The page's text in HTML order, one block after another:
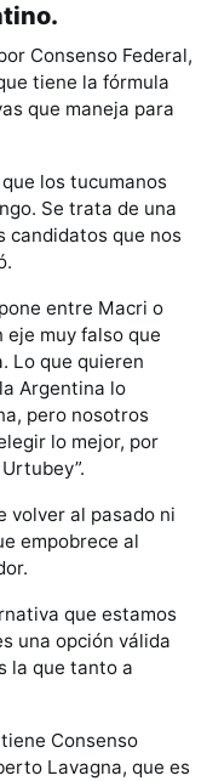
Consenso Federal,
tiene la fórmula
que maneja para
los tucumanos
Se trata de una
candidatos que nos
entre Macri o
eje muy falso que
Lo que quieren
Argentina lo
pero nosotros
lo mejor, por
volver al pasado ni
empobrece al
que estamos
una opción válida
la que tanto a
Consenso
Lavagna, que es